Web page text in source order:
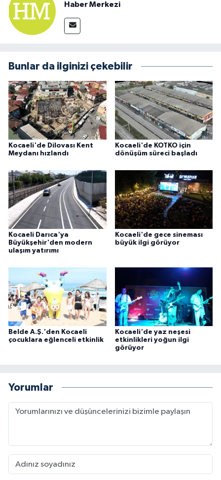
Haber Merkezi
Bunlar da ilginizi çekebilir
Kocaeli'de Dilovası Kent
Meydanı hızlandı
Kocaeli'de KOTKO için
dönüşüm süreci başladı
Kocaeli Darıca'ya
Büyükşehir'den modern
ulaşım yatırımı
Kocaeli'de gece sineması
büyük ilgi görüyor
Belde A.Ş.'den Kocaeli
çocuklara eğlenceli etkinlik
Kocaeli'de yaz neşesi
etkinlikleri yoğun ilgi
görüyor
Yorumlar